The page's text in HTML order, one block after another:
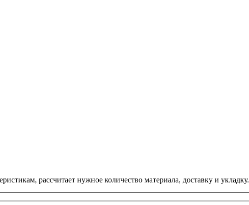
рассчитает нужное количество материала, доставку и укладку.